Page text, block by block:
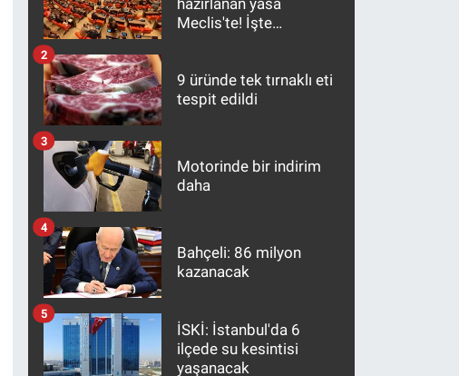
Meclis'te! İşte
9 üründe tek tırnaklı eti
tespit edildi
2
Motorinde bir indirim
daha
3
Bahçeli: 86 milyon
kazanacak
4
İSKİ: İstanbul'da 6
ilçede su kesintisi
yaşanacak
5